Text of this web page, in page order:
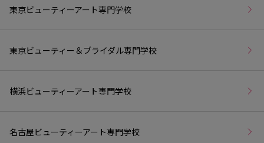
東京ビューティーアート専門学校
東京ビューティー＆ブライダル専門学校
横浜ビューティーアート専門学校
名古屋ビューティーアート専門学校